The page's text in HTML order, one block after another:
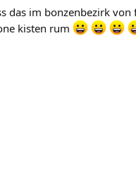
das im bonzenbezirk
kisten rum